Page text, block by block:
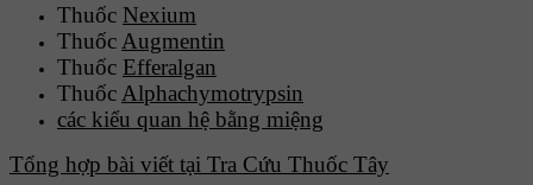
Thuốc Nexium
Thuốc Augmentin
Thuốc Efferalgan
Thuốc Alphachymotrypsin
các kiểu quan hệ bằng miệng
Tổng hợp bài viết tại Tra Cứu Thuốc Tây